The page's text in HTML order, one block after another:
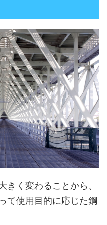
きく変わることから、
て使用目的に応じた鋼